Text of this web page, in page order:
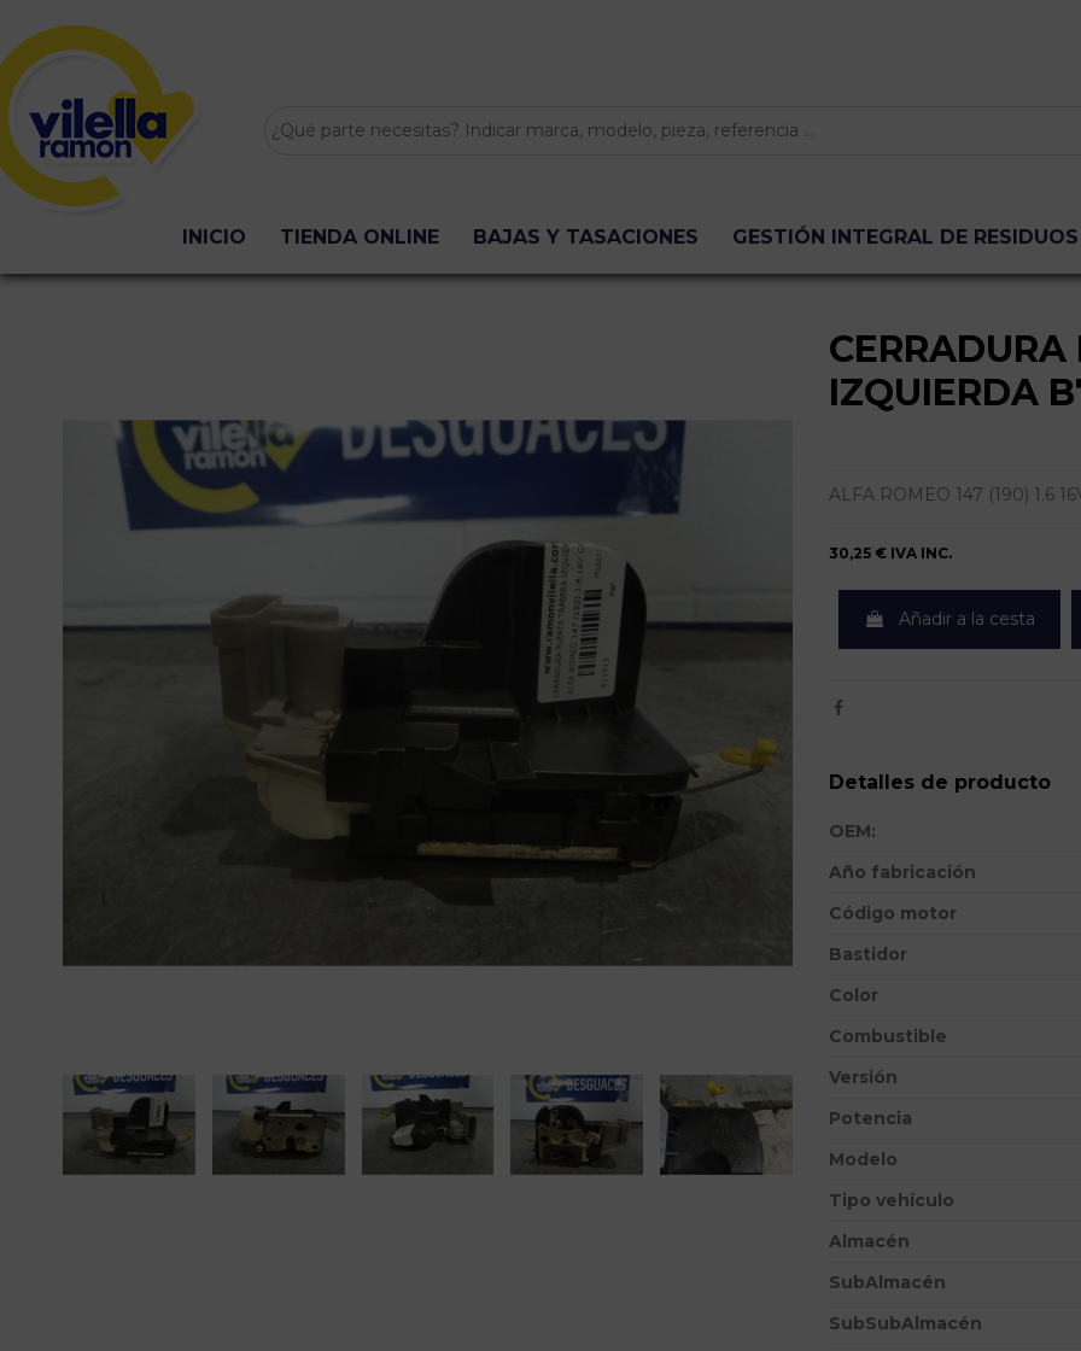
INICIO TIENDA ONLINE BAJAS Y TASACIONES GESTIÓN INTEGRAL DE RESIDUOS
CERRADURA
IZQUIERDA
ALFA ROMEO 147 (190) 1.6
30,25 € IVA INC.
Añadir a la cesta
Detalles de producto
OEM:
Año fabricación
Código motor
Bastidor
Color
Combustible
Versión
Potencia
Modelo
Tipo vehículo
Almacén
SubAlmacén
SubSubAlmacén